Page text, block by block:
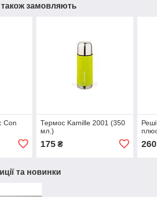
замовляють
Con
Термос Kamille 2001 (350
мл.)
175₴ 260
та новинки